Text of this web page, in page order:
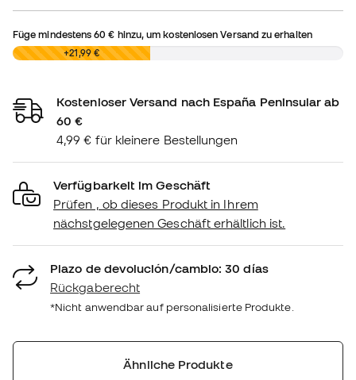
Füge mindestens60 € hinzu, um kostenlosen Versand zu erhalten
0,00 € +21,99 €
Kostenloser Versand nach España Peninsular ab
60 €
4,99 € für kleinere Bestellungen
Verfügbarkeit im Geschäft
Prüfen , ob dieses Produkt in Ihrem
nächstgelegenen Geschäft erhältlich ist.
Plazo de devolución/cambio: 30 días
Rückgaberecht
*Nicht anwendbar auf personalisierte Produkte.
Ähnliche Produkte